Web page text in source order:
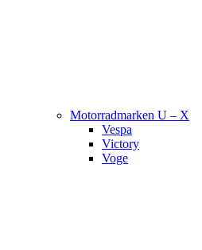
Motorradmarken U – X
Vespa
Victory
Voge